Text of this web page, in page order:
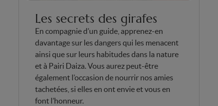
Les secrets des girafes
En compagnie d’un guide, apprenez-en
davantage sur les dangers qui les menacent
ainsi que sur leurs habitudes dans la nature
et à Pairi Daiza. Vous aurez peut-être
également l’occasion de nourrir nos amies
tachetées, si elles en ont envie et vous en
font l’honneur.